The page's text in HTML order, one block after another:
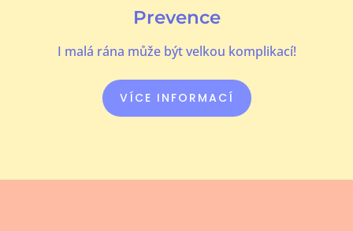
Prevence
I malá rána může být velkou komplikací!
VÍCE INFORMACÍ